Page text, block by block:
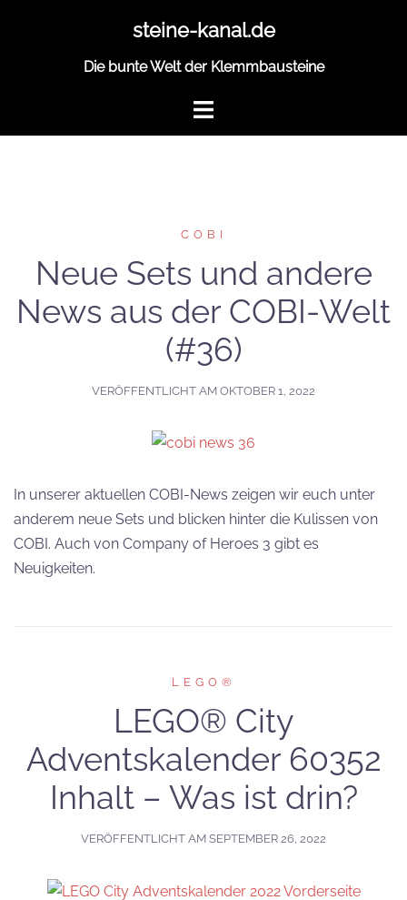
steine-kanal.de
Die bunte Welt der Klemmbausteine
COBI
Neue Sets und andere
News aus der COBI-Welt
(#36)
VERÖFFENTLICHT AM OKTOBER 1, 2022
In unserer aktuellen COBI-News zeigen wir euch unter
anderem neue Sets und blicken hinter die Kulissen von
COBI. Auch von Company of Heroes 3 gibt es
Neuigkeiten.
LEGO®
LEGO® City
Adventskalender 60352
Inhalt – Was ist drin?
VERÖFFENTLICHT AM SEPTEMBER 26, 2022